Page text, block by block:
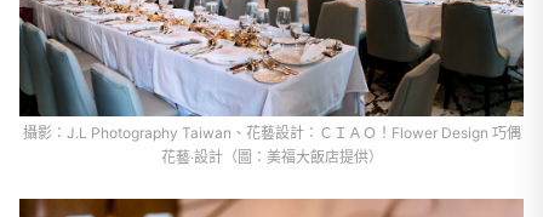
攝影：J.L Photography Taiwan、花藝設計：ＣＩＡＯ！Flower Design 巧偶
花藝‧設計（圖：美福大飯店提供）